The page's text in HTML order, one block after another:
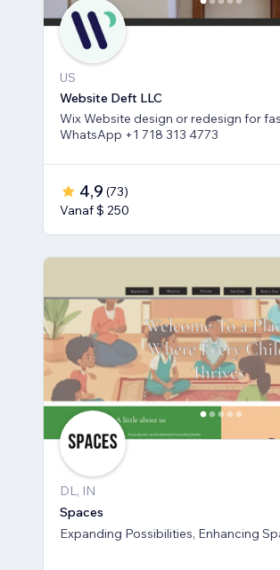
US
Website Deft LLC
Wix Website design or redesign for
WhatsApp +1 718 313 4773
4,9 (73)
Vanaf $ 250
DL, IN
Spaces
Expanding Possibilities, Enhancing